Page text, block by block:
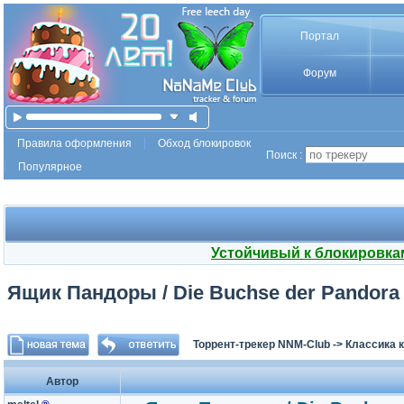
Портал
Форум
Правила оформления
Обход блокировок
Популярное
Поиск :
Устойчивый к
Ящик Пандоры / Die Buchse der Pandora
Торрент-трекер NNM-Club -> Классика
Автор